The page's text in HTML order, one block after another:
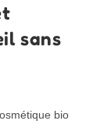
sans
bio